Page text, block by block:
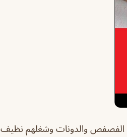
الفصفص والدونات وشغلهم نظيف